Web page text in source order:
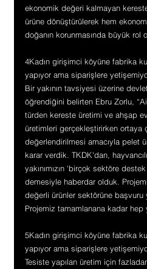
ekonomik değeri kalmayan
ürüne dönüştürülerek hem
doğanın korunmasında büyük rol
4Kadın girişimci köyüne fabrika
yapıyor ama siparişlere
Bir yakının tavsiyesi üzerine
öğrendiğini belirten Ebru Zorlu,
türden kereste üretimi ve ahşap
üretimleri gerçekleştirirken ortaya
değerlendirilmesi amacıyla pelet
karar verdik. TKDK'dan,
yakınımızın ‘birçok sektöre
demesiyle haberdar olduk.
değerli ürünler sektörüne
Projemiz tamamlanana kadar hep
5Kadın girişimci köyüne fabrika
yapıyor ama siparişlere
Tesiste yapılan üretim için